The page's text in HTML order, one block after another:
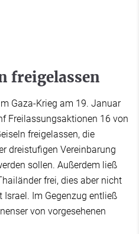
freigelassen
Gaza-Krieg am 19. Januar
Freilassungsaktionen 16 von
freigelassen, die
dreistufigen Vereinbarung
sollen. Außerdem ließ
frei, dies aber nicht
Im Gegenzug entließ
von vorgesehenen